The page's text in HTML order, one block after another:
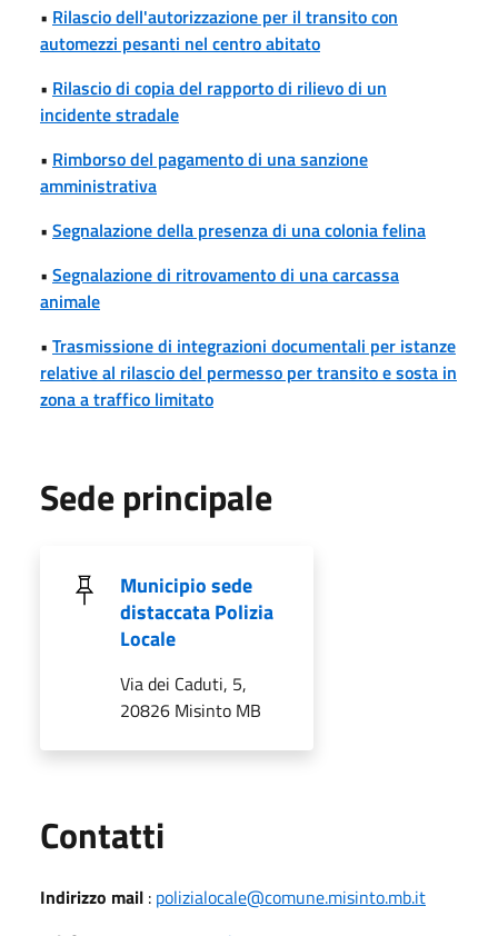
• Rilascio dell'autorizzazione per il transito con
automezzi pesanti nel centro abitato
• Rilascio di copia del rapporto di rilievo di un
incidente stradale
• Rimborso del pagamento di una sanzione
amministrativa
• Segnalazione della presenza di una colonia felina
• Segnalazione di ritrovamento di una carcassa
animale
• Trasmissione di integrazioni documentali per istanze
relative al rilascio del permesso per transito e sosta in
zona a traffico limitato
Sede principale
Municipio sede
distaccata Polizia
Locale
Via dei Caduti, 5,
20826 Misinto MB
Contatti
Indirizzo mail : polizialocale@comune.misinto.mb.it